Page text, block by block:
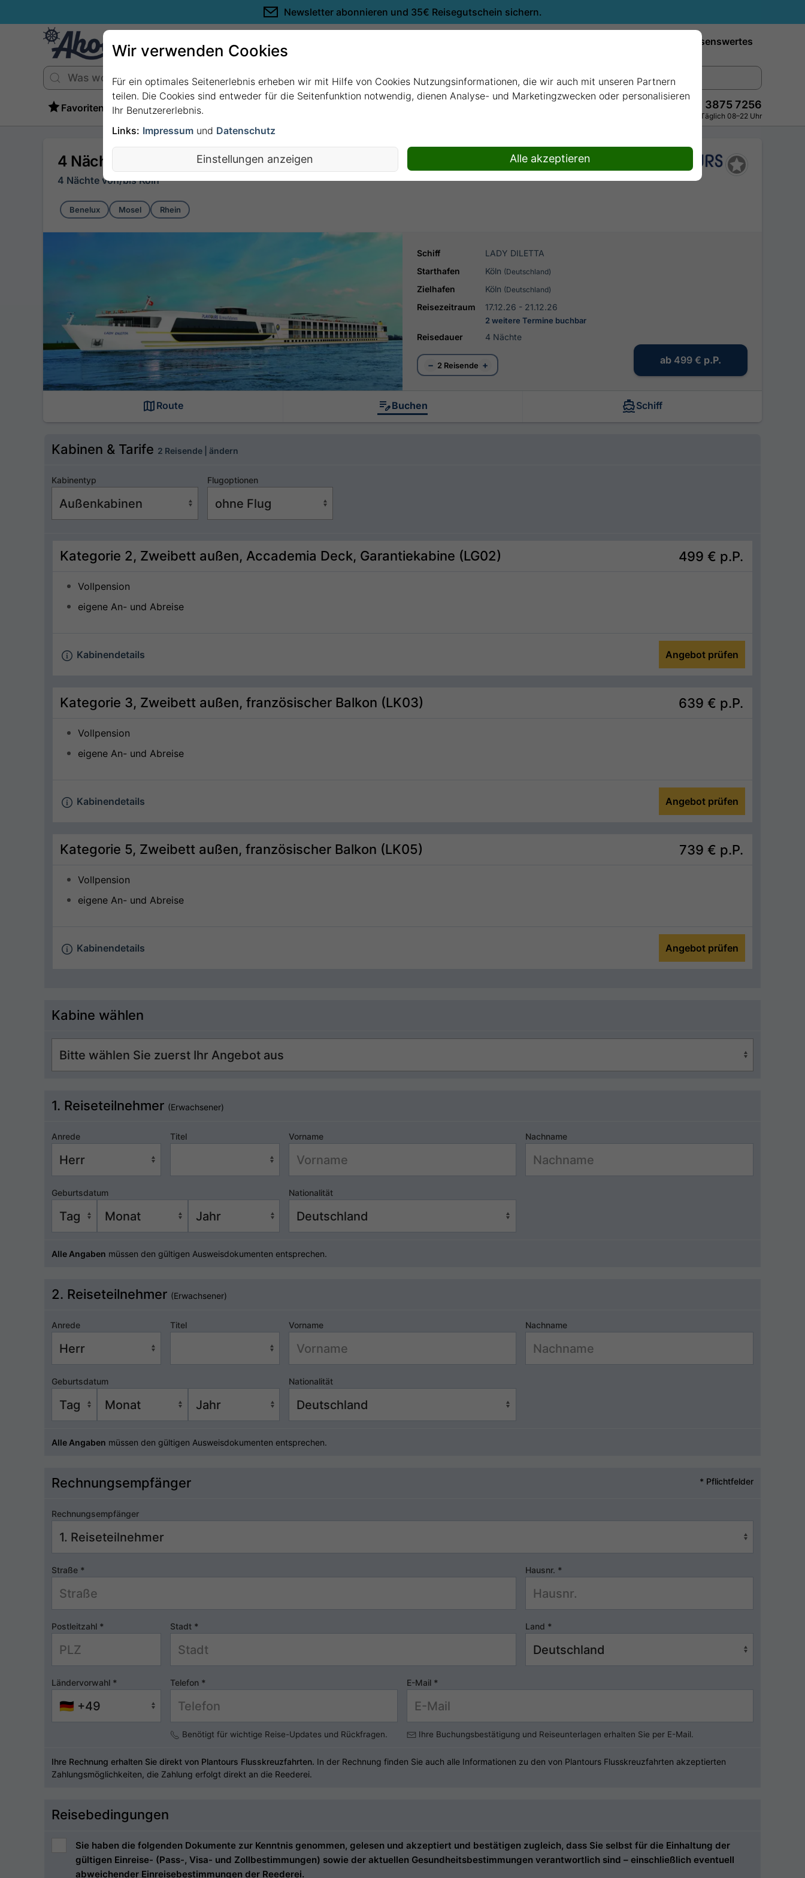
Newsletter abonnieren und 35€ Reisegutschein sichern.
Wissenswertes
Favoriten +49 228 3875 7256
Persönlich · Kostenlos · Täglich 08–22 Uhr
4 Nächte - Rheinische Entdeckungsreise mit LADY DILETTA
4 Nächte von/bis Köln
Benelux Mosel Rhein
Schiff
LADY DILETTA
Starthafen
Köln (Deutschland)
Zielhafen Köln (Deutschland)
Reisezeitraum 17.12.26 - 21.12.26
2 weitere Termine buchbar
Reisedauer 4 Nächte
− 2 Reisende + ab 499 € p.P.
Route Buchen Schiff
Kabinen & Tarife 2 Reisende | ändern
Kabinentyp Flugoptionen
Kategorie 2, Zweibett außen, Accademia Deck, Garantiekabine (LG02) 499 € p.P.
Vollpension
eigene An- und Abreise
Kabinendetails Angebot prüfen
Kategorie 3, Zweibett außen, französischer Balkon (LK03) 639 € p.P.
Vollpension
eigene An- und Abreise
Kabinendetails Angebot prüfen
Kategorie 5, Zweibett außen, französischer Balkon (LK05) 739 € p.P.
Vollpension
eigene An- und Abreise
Kabinendetails Angebot prüfen
Kabine wählen
1. Reiseteilnehmer (Erwachsener)
Anrede Titel Vorname Nachname
Geburtsdatum Nationalität
Alle Angaben müssen den gültigen Ausweisdokumenten entsprechen.
2. Reiseteilnehmer (Erwachsener)
Anrede Titel Vorname Nachname
Geburtsdatum Nationalität
Alle Angaben müssen den gültigen Ausweisdokumenten entsprechen.
Rechnungsempfänger * Pflichtfelder
Rechnungsempfänger
Straße * Hausnr. *
Postleitzahl * Stadt * Land *
Ländervorwahl * Telefon *
Benötigt für wichtige Reise-Updates und Rückfragen.
E-Mail *
Ihre Buchungsbestätigung und Reiseunterlagen erhalten Sie per E-Mail.
Ihre Rechnung erhalten Sie direkt von Plantours Flusskreuzfahrten. In der Rechnung finden Sie auch alle Informationen zu den von Plantours Flusskreuzfahrten akzeptierten
Zahlungsmöglichkeiten, die Zahlung erfolgt direkt an die Reederei.
Reisebedingungen
Sie haben die folgenden Dokumente zur Kenntnis genommen, gelesen und akzeptiert und bestätigen zugleich, dass Sie selbst für die Einhaltung der
gültigen Einreise- (Pass-, Visa- und Zollbestimmungen) sowie der aktuellen Gesundheitsbestimmungen verantwortlich sind – einschließlich eventuell
abweichender Einreisebestimmungen der Reederei.
Wir verwenden Cookies
Für ein optimales Seitenerlebnis erheben wir mit Hilfe von Cookies Nutzungsinformationen, die wir auch mit unseren Partnern
teilen. Die Cookies sind entweder für die Seitenfunktion notwendig, dienen Analyse- und Marketingzwecken oder personalisieren
Ihr Benutzererlebnis.
Links: Impressum und Datenschutz
Einstellungen anzeigen Alle akzeptieren